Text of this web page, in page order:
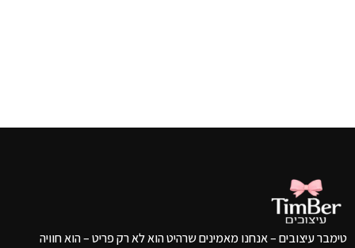
טימבר עיצובים – אנחנו מאמינים שרהיט הוא לא רק פריט – הוא חוויה